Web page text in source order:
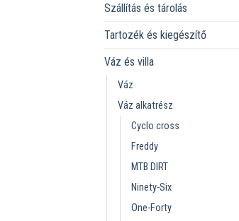
Szállítás és tárolás
Tartozék és kiegészítő
Váz és villa
Váz
Váz alkatrész
Cyclo cross
Freddy
MTB DIRT
Ninety-Six
One-Forty